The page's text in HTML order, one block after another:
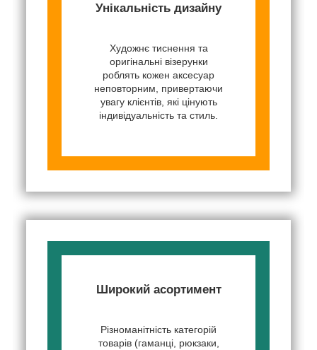
Унікальність дизайну
Художнє тиснення та
оригінальні візерунки
роблять кожен аксесуар
неповторним, привертаючи
увагу клієнтів, які цінують
індивідуальність та стиль.
Широкий асортимент
Різноманітність категорій
товарів (гаманці, рюкзаки,